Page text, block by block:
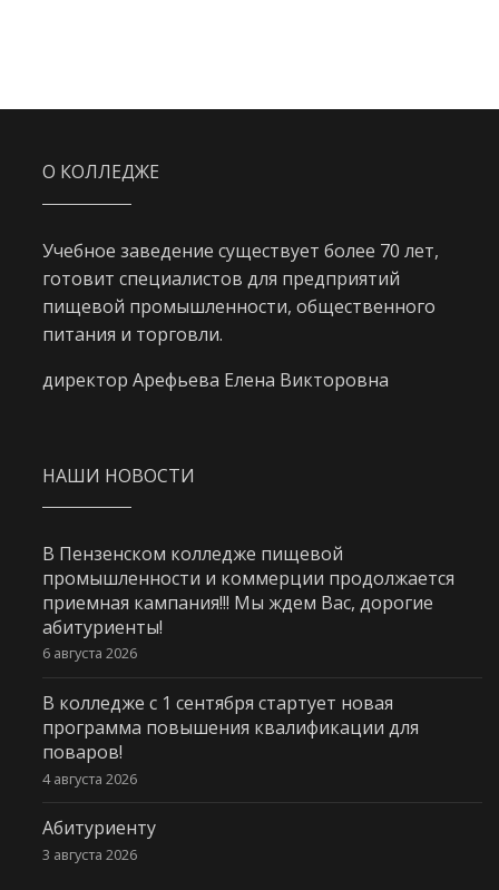
О КОЛЛЕДЖЕ
Учебное заведение существует более 70 лет,
готовит специалистов для предприятий
пищевой промышленности, общественного
питания и торговли.
директор Арефьева Елена Викторовна
НАШИ НОВОСТИ
В Пензенском колледже пищевой
промышленности и коммерции продолжается
приемная кампания!!! Мы ждем Вас, дорогие
абитуриенты!
6 августа 2026
В колледже с 1 сентября стартует новая
программа повышения квалификации для
поваров!
4 августа 2026
Абитуриенту
3 августа 2026